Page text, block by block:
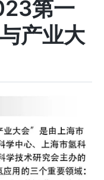
第一
产业大